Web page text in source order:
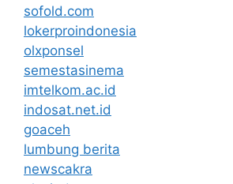
sofold.com
lokerproindonesia
olxponsel
semestasinema
imtelkom.ac.id
indosat.net.id
goaceh
lumbung berita
newscakra